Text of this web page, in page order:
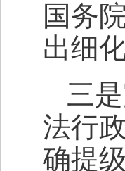
国务
出细
三
法行
确提